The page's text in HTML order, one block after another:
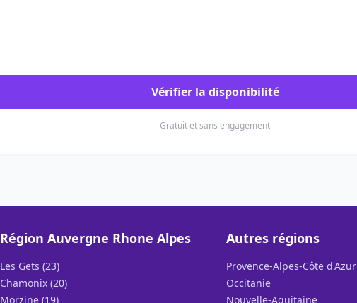
Vérifier la disponibilité
Gratuit et sans engagement
Région Auvergne Rhone Alpes
Les Gets (23)
Chamonix (20)
Morzine (19)
Autres régions
Provence-Alpes-Côte d'Azur
Occitanie
Nouvelle-Aquitaine